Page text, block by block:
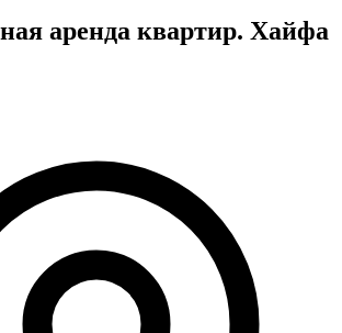
аренда квартир. Хайфа